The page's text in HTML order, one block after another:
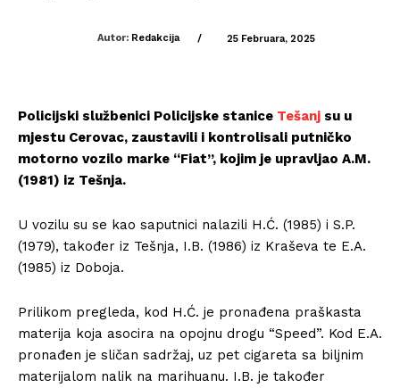
Autor: Redakcija / 25 Februara, 2025
Policijski službenici Policijske stanice Tešanj su u
mjestu Cerovac, zaustavili i kontrolisali putničko
motorno vozilo marke “Fiat”, kojim je upravljao A.M.
(1981) iz Tešnja.
U vozilu su se kao saputnici nalazili H.Ć. (1985) i S.P.
(1979), također iz Tešnja, I.B. (1986) iz Kraševa te E.A.
(1985) iz Doboja.
Prilikom pregleda, kod H.Ć. je pronađena praškasta
materija koja asocira na opojnu drogu “Speed”. Kod E.A.
pronađen je sličan sadržaj, uz pet cigareta sa biljnim
materijalom nalik na marihuanu. I.B. je također